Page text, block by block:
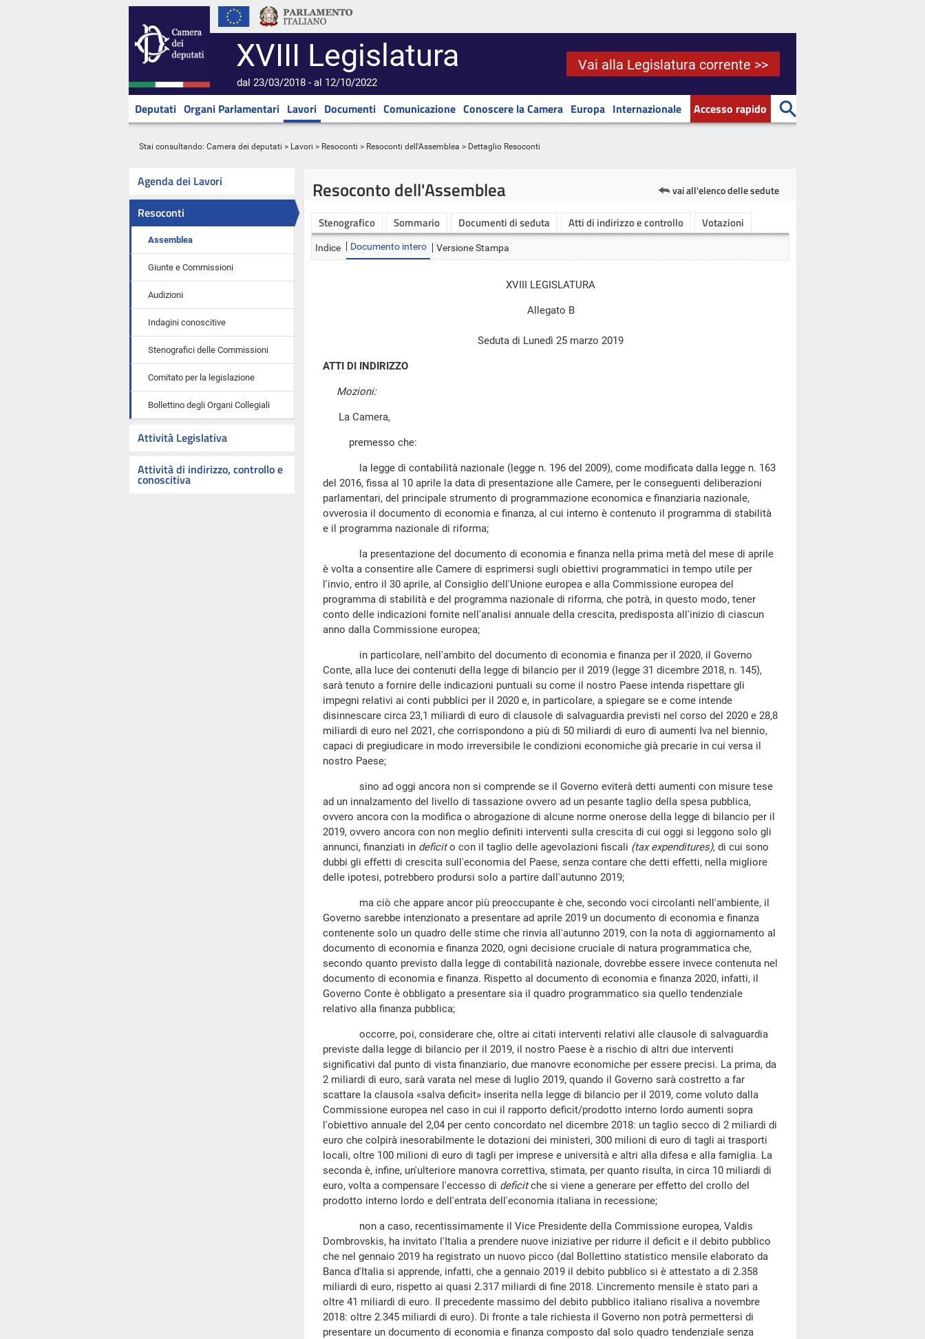
XVIII Legislatura
dal 23/03/2018 - al 12/10/2022
Vai alla Legislatura corrente >>
Deputati Organi Parlamentari Lavori Documenti Comunicazione Conoscere la Camera Europa Internazionale Accesso rapido
Stai consultando: Camera dei deputati > Lavori > Resoconti > Resoconti dell'Assemblea > Dettaglio Resoconti
Agenda dei Lavori
Resoconti
Assemblea
Giunte e Commissioni
Audizioni
Indagini conoscitive
Stenografici delle Commissioni
Comitato per la legislazione
Bollettino degli Organi Collegiali
Attività Legislativa
Attività di indirizzo, controllo e
conoscitiva
Resoconto dell'Assemblea vai all'elenco delle sedute
Stenografico Sommario Documenti di seduta Atti di indirizzo e controllo Votazioni
Indice Documento intero Versione Stampa
XVIII LEGISLATURA
Allegato B
Seduta di Lunedì 25 marzo 2019
ATTI DI INDIRIZZO
Mozioni:
La Camera,
premesso che:
la legge di contabilità nazionale (legge n. 196 del 2009), come modificata dalla legge n. 163
del 2016, fissa al 10 aprile la data di presentazione alle Camere, per le conseguenti deliberazioni
parlamentari, del principale strumento di programmazione economica e finanziaria nazionale,
ovverosia il documento di economia e finanza, al cui interno è contenuto il programma di stabilità
e il programma nazionale di riforma;
la presentazione del documento di economia e finanza nella prima metà del mese di aprile
è volta a consentire alle Camere di esprimersi sugli obiettivi programmatici in tempo utile per
l'invio, entro il 30 aprile, al Consiglio dell'Unione europea e alla Commissione europea del
programma di stabilità e del programma nazionale di riforma, che potrà, in questo modo, tener
conto delle indicazioni fornite nell'analisi annuale della crescita, predisposta all'inizio di ciascun
anno dalla Commissione europea;
in particolare, nell'ambito del documento di economia e finanza per il 2020, il Governo
Conte, alla luce dei contenuti della legge di bilancio per il 2019 (legge 31 dicembre 2018, n. 145),
sarà tenuto a fornire delle indicazioni puntuali su come il nostro Paese intenda rispettare gli
impegni relativi ai conti pubblici per il 2020 e, in particolare, a spiegare se e come intende
disinnescare circa 23,1 miliardi di euro di clausole di salvaguardia previsti nel corso del 2020 e 28,8
miliardi di euro nel 2021, che corrispondono a più di 50 miliardi di euro di aumenti Iva nel biennio,
capaci di pregiudicare in modo irreversibile le condizioni economiche già precarie in cui versa il
nostro Paese;
sino ad oggi ancora non si comprende se il Governo eviterà detti aumenti con misure tese
ad un innalzamento del livello di tassazione ovvero ad un pesante taglio della spesa pubblica,
ovvero ancora con la modifica o abrogazione di alcune norme onerose della legge di bilancio per il
2019, ovvero ancora con non meglio definiti interventi sulla crescita di cui oggi si leggono solo gli
annunci, finanziati in deficito con il taglio delle agevolazioni fiscali (tax expenditures), di cui sono
dubbi gli effetti di crescita sull'economia del Paese, senza contare che detti effetti, nella migliore
delle ipotesi, potrebbero prodursi solo a partire dall'autunno 2019;
ma ciò che appare ancor più preoccupante è che, secondo voci circolanti nell'ambiente, il
Governo sarebbe intenzionato a presentare ad aprile 2019 un documento di economia e finanza
contenente solo un quadro delle stime che rinvia all'autunno 2019, con la nota di aggiornamento al
documento di economia e finanza 2020, ogni decisione cruciale di natura programmatica che,
secondo quanto previsto dalla legge di contabilità nazionale, dovrebbe essere invece contenuta nel
documento di economia e finanza. Rispetto al documento di economia e finanza 2020, infatti, il
Governo Conte è obbligato a presentare sia il quadro programmatico sia quello tendenziale
relativo alla finanza pubblica;
occorre, poi, considerare che, oltre ai citati interventi relativi alle clausole di salvaguardia
previste dalla legge di bilancio per il 2019, il nostro Paese è a rischio di altri due interventi
significativi dal punto di vista finanziario, due manovre economiche per essere precisi. La prima, da
2 miliardi di euro, sarà varata nel mese di luglio 2019, quando il Governo sarà costretto a far
scattare la clausola «salva deficit» inserita nella legge di bilancio per il 2019, come voluto dalla
Commissione europea nel caso in cui il rapporto deficit/prodotto interno lordo aumenti sopra
l'obiettivo annuale del 2,04 per cento concordato nel dicembre 2018: un taglio secco di 2 miliardi di
euro che colpirà inesorabilmente le dotazioni dei ministeri, 300 milioni di euro di tagli ai trasporti
locali, oltre 100 milioni di euro di tagli per imprese e università e altri alla difesa e alla famiglia. La
seconda è, infine, un'ulteriore manovra correttiva, stimata, per quanto risulta, in circa 10 miliardi di
euro, volta a compensare l'eccesso di deficitche si viene a generare per effetto del crollo del
prodotto interno lordo e dell'entrata dell'economia italiana in recessione;
non a caso, recentissimamente il Vice Presidente della Commissione europea, Valdis
Dombrovskis, ha invitato l'Italia a prendere nuove iniziative per ridurre il deficit e il debito pubblico
che nel gennaio 2019 ha registrato un nuovo picco (dal Bollettino statistico mensile elaborato da
Banca d'Italia si apprende, infatti, che a gennaio 2019 il debito pubblico si è attestato a di 2.358
miliardi di euro, rispetto ai quasi 2.317 miliardi di fine 2018. L'incremento mensile è stato pari a
oltre 41 miliardi di euro. Il precedente massimo del debito pubblico italiano risaliva a novembre
2018: oltre 2.345 miliardi di euro). Di fronte a tale richiesta il Governo non potrà permettersi di
presentare un documento di economia e finanza composto dal solo quadro tendenziale senza